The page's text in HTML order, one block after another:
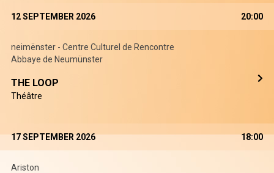
12 SEPTEMBER 2026 20:00
neimënster - Centre Culturel de Rencontre
Abbaye de Neumünster
THE LOOP
Théâtre
17 SEPTEMBER 2026 18:00
Ariston